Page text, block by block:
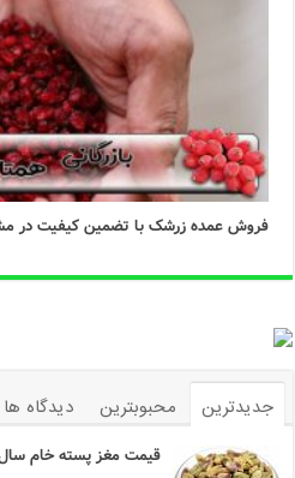
فروش عمده زرشک با تضمین کیفیت در
جدیدترین محبوبترین دیدگاه ها
قیمت مغز پسته خام سال